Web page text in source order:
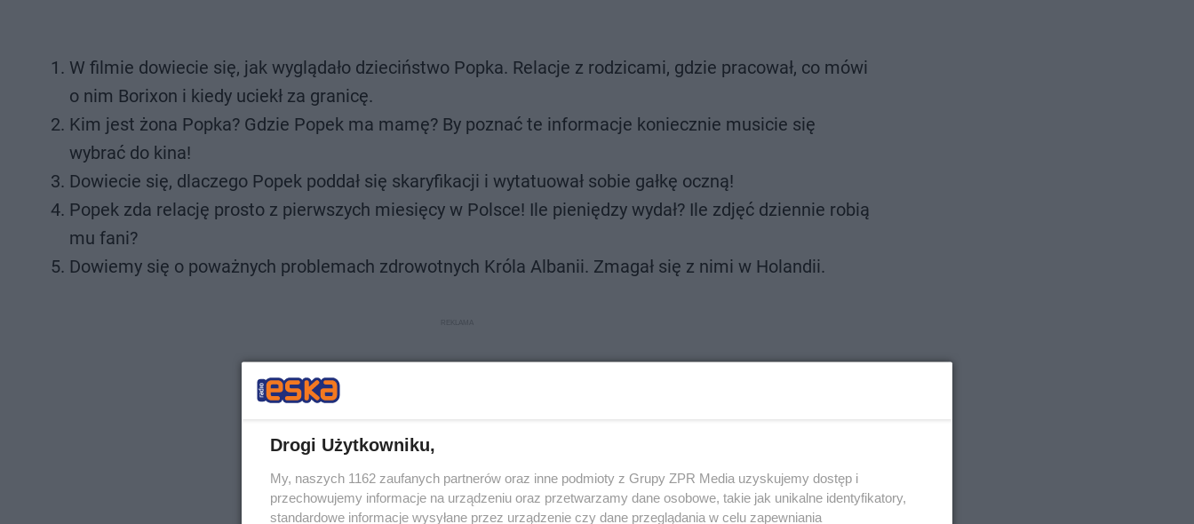
W filmie dowiecie się, jak wyglądało dzieciństwo Popka. Relacje z rodzicami, gdzie pracował, co mówi
o nim Borixon i kiedy uciekł za granicę.
Kim jest żona Popka? Gdzie Popek ma mamę? By poznać te informacje koniecznie musicie się
wybrać do kina!
Dowiecie się, dlaczego Popek poddał się skaryfikacji i wytatuował sobie gałkę oczną!
Popek zda relację prosto z pierwszych miesięcy w Polsce! Ile pieniędzy wydał? Ile zdjęć dziennie robią
mu fani?
Dowiemy się o poważnych problemach zdrowotnych Króla Albanii. Zmagał się z nimi w Holandii.
Drogi Użytkowniku,
My, naszych 1162 zaufanych partnerów oraz inne podmioty z Grupy ZPR Media uzyskujemy dostęp i
przechowujemy informacje na urządzeniu oraz przetwarzamy dane osobowe, takie jak unikalne identyfikatory,
standardowe informacje wysyłane przez urządzenie czy dane przeglądania w celu zapewniania